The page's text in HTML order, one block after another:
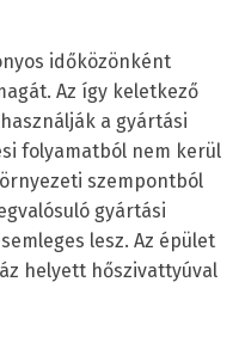
időközönként
Az így keletkező
a gyártási
folyamatból nem kerül
szempontból
gyártási
lesz. Az épület
helyett hőszivattyúval